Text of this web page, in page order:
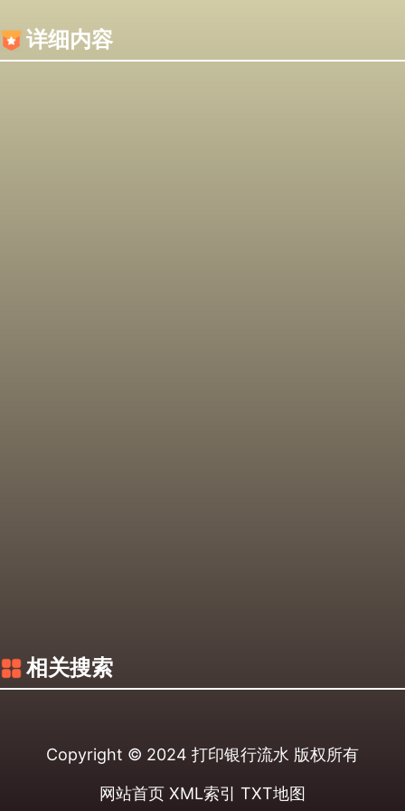
详细内容
相关搜索
Copyright © 2024 打印银行流水 版权所有
网站首页 XML索引 TXT地图